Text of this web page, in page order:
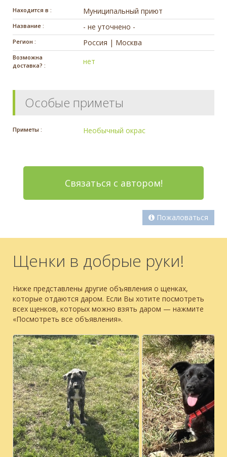
Находится в : Муниципальный приют
Название : - не уточнено -
Регион : Россия | Москва
Возможна
доставка? :
нет
Особые приметы
Приметы : Необычный окрас
Связаться с автором!
Пожаловаться
Щенки в добрые руки!
Ниже представлены другие объявления о щенках,
которые отдаются даром. Если Вы хотите посмотреть
всех щенков, которых можно взять даром — нажмите
«Посмотреть все объявления».